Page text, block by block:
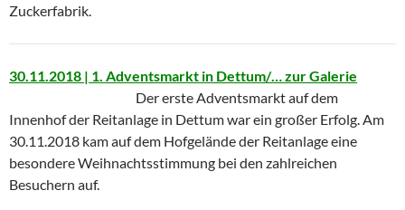
Zuckerfabrik.
30.11.2018 | 1. Adventsmarkt in Dettum/… zur Galerie
Der erste Adventsmarkt auf dem
Innenhof der Reitanlage in Dettum war ein großer Erfolg. Am
30.11.2018 kam auf dem Hofgelände der Reitanlage eine
besondere Weihnachtsstimmung bei den zahlreichen
Besuchern auf.